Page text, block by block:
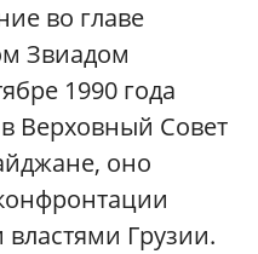
во главе
Звиадом
1990 года
Верховный Совет
оно
Грузии.